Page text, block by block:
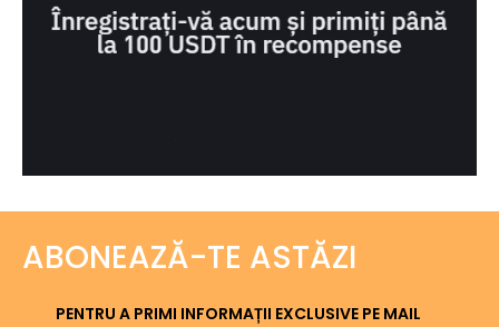
ABONEAZĂ-TE ASTĂZI
PENTRU A PRIMI INFORMAȚII EXCLUSIVE PE MAIL